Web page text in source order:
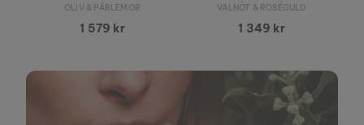
OLIV & PÄRLEMOR
1 579 kr
VALNÖT & ROSÉGULD
1 349 kr